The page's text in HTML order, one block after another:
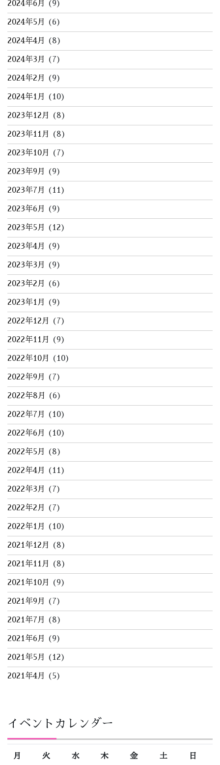
2024年6月 (9)
2024年5月 (6)
2024年4月 (8)
2024年3月 (7)
2024年2月 (9)
2024年1月 (10)
2023年12月 (8)
2023年11月 (8)
2023年10月 (7)
2023年9月 (9)
2023年7月 (11)
2023年6月 (9)
2023年5月 (12)
2023年4月 (9)
2023年3月 (9)
2023年2月 (6)
2023年1月 (9)
2022年12月 (7)
2022年11月 (9)
2022年10月 (10)
2022年9月 (7)
2022年8月 (6)
2022年7月 (10)
2022年6月 (10)
2022年5月 (8)
2022年4月 (11)
2022年3月 (7)
2022年2月 (7)
2022年1月 (10)
2021年12月 (8)
2021年11月 (8)
2021年10月 (9)
2021年9月 (7)
2021年7月 (8)
2021年6月 (9)
2021年5月 (12)
2021年4月 (5)
イベントカレンダー
月 火 水 木 金 土 日